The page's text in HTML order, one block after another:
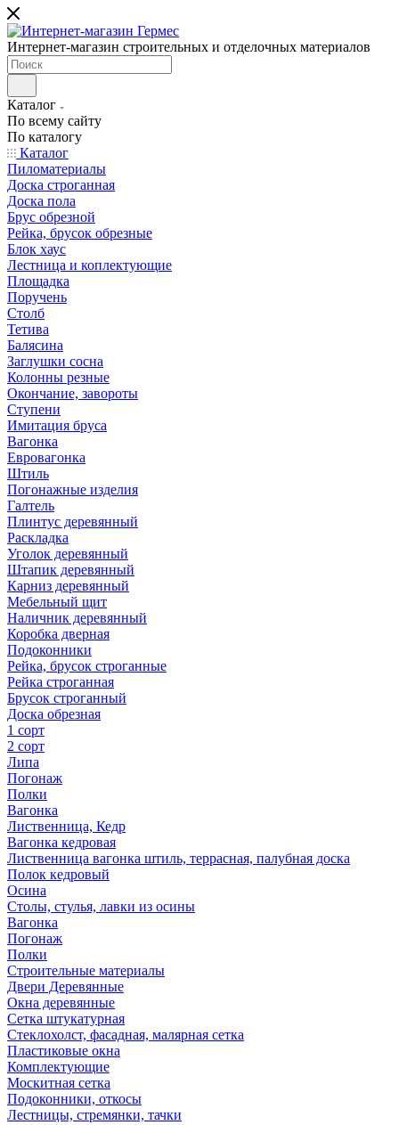
Интернет-магазин строительных и отделочных материалов
Каталог
По всему сайту
По каталогу
Каталог
Пиломатериалы
Доска строганная
Доска пола
Брус обрезной
Рейка, брусок обрезные
Блок хаус
Лестница и коплектующие
Площадка
Поручень
Столб
Тетива
Балясина
Заглушки сосна
Колонны резные
Окончание, завороты
Ступени
Имитация бруса
Вагонка
Евровагонка
Штиль
Погонажные изделия
Галтель
Плинтус деревянный
Раскладка
Уголок деревянный
Штапик деревянный
Карниз деревянный
Мебельный щит
Наличник деревянный
Коробка дверная
Подоконники
Рейка, брусок строганные
Рейка строганная
Брусок строганный
Доска обрезная
1 сорт
2 сорт
Липа
Погонаж
Полки
Вагонка
Лиственница, Кедр
Вагонка кедровая
Лиственница вагонка штиль, террасная, палубная доска
Полок кедровый
Осина
Столы, стулья, лавки из осины
Вагонка
Погонаж
Полки
Строительные материалы
Двери Деревянные
Окна деревянные
Сетка штукатурная
Стеклохолст, фасадная, малярная сетка
Пластиковые окна
Комплектующие
Москитная сетка
Подоконники, откосы
Лестницы, стремянки, тачки